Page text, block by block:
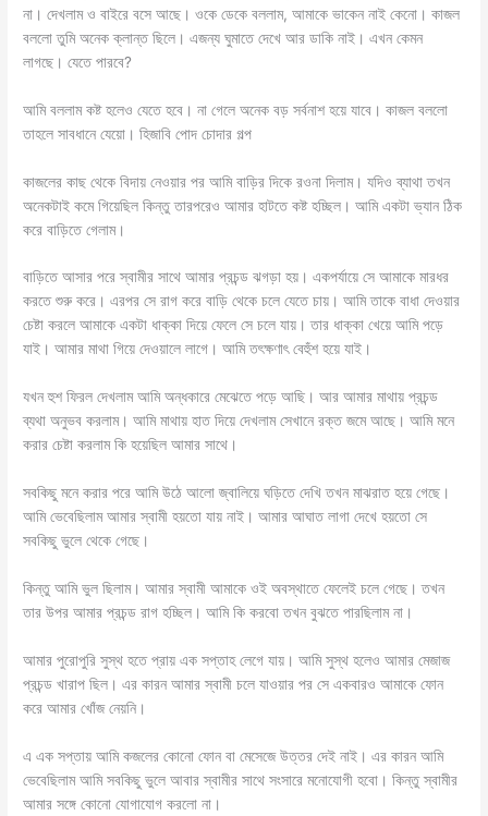
না। দেখলাম ও বাইরে বসে আছে। ওকে ডেকে বললাম, আমাকে ভাকেন নাই কেনো। কাজল
বললো তুমি অনেক ক্লান্ত ছিলে। এজন্য ঘুমাতে দেখে আর ডাকি নাই। এখন কেমন
লাগছে। যেতে পারবে?
আমি বললাম কষ্ট হলেও যেতে হবে। না গেলে অনেক বড় সর্বনাশ হয়ে যাবে। কাজল বললো
তাহলে সাবধানে যেয়ো। হিজাবি পোদ চোদার গল্প
কাজলের কাছ থেকে বিদায় নেওয়ার পর আমি বাড়ির দিকে রওনা দিলাম। যদিও ব্যাথা তখন
অনেকটাই কমে গিয়েছিল কিন্তু তারপরেও আমার হাটতে কষ্ট হচ্ছিল। আমি একটা ভ্যান ঠিক
করে বাড়িতে গেলাম।
বাড়িতে আসার পরে স্বামীর সাথে আমার প্রচন্ড ঝগড়া হয়। একপর্যায়ে সে আমাকে মারধর
করতে শুরু করে। এরপর সে রাগ করে বাড়ি থেকে চলে যেতে চায়। আমি তাকে বাধা দেওয়ার
চেষ্টা করলে আমাকে একটা ধাক্কা দিয়ে ফেলে সে চলে যায়। তার ধাক্কা খেয়ে আমি পড়ে
যাই‌। আমার মাথা গিয়ে দেওয়ালে লাগে। আমি তৎক্ষণাৎ বেহুঁশ হয়ে যাই।
যখন হুশ ফিরল দেখলাম আমি অন্ধকারে মেঝেতে পড়ে আছি। আর আমার মাথায় প্রচন্ড
ব্যথা অনুভব করলাম। আমি মাথায় হাত দিয়ে দেখলাম সেখানে রক্ত জমে আছে। আমি মনে
করার চেষ্টা করলাম কি হয়েছিল আমার সাথে।
সবকিছু মনে করার পরে আমি উঠে আলো জ্বালিয়ে ঘড়িতে দেখি তখন মাঝরাত হয়ে গেছে।
আমি ভেবেছিলাম আমার স্বামী হয়তো যায় নাই। আমার আঘাত লাগা দেখে হয়তো সে
সবকিছু ভুলে থেকে গেছে।
কিন্তু আমি ভুল ছিলাম। আমার স্বামী আমাকে ওই অবস্থাতে ফেলেই চলে গেছে। তখন
তার উপর আমার প্রচন্ড রাগ হচ্ছিল। আমি কি করবো তখন বুঝতে পারছিলাম না।
আমার পুরোপুরি সুস্থ হতে প্রায় এক সপ্তাহ লেগে যায়। আমি সুস্থ হলেও আমার মেজাজ
প্রচন্ড খারাপ ছিল। এর কারন আমার স্বামী চলে যাওয়ার পর সে একবারও আমাকে ফোন
করে আমার খোঁজ নেয়নি।
এ এক সপ্তায় আমি কজলের কোনো ফোন বা মেসেজে উত্তর দেই নাই। এর কারন আমি
ভেবেছিলাম আমি সবকিছু ভুলে আবার স্বামীর সাথে সংসারে মনোযোগী হবো। কিন্তু স্বামীর
আমার সঙ্গে কোনো যোগাযোগ করলো না।